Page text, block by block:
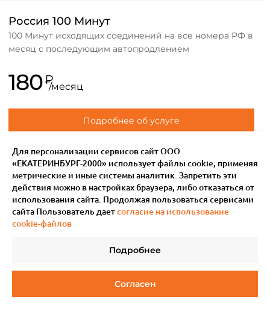
Россия 100 Минут
100 Минут исходящих соединений на все номера РФ в
месяц с последующим автопродлением
180₽/месяц
Подробнее об услуге
Подробнее
Согласен
Для персонализации сервисов сайт ООО
«ЕКАТЕРИНБУРГ-2000» использует файлы сookie, применяя
метрические и иные системы аналитик. Запретить эти
действия можно в настройках браузера, либо отказаться от
использования сайта. Продолжая пользоваться сервисами
сайта Пользователь даетсогласие на использование
cookie-файлов